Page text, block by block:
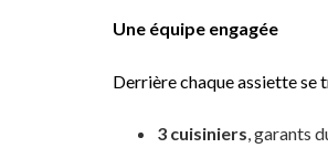
Une équipe engagée
Derrière chaque assiette se
3 cuisiniers, garants